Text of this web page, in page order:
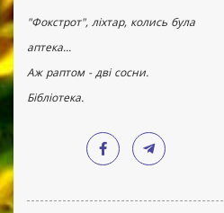
"Фокстрот", ліхтар, колись була
аптека...
Аж раптом - дві сосни.
Бібліотека.